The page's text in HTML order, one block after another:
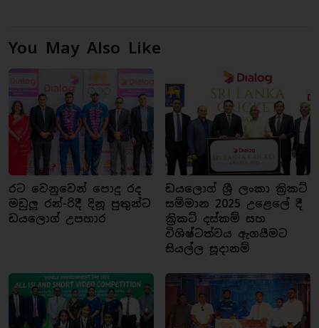
You May Also Like
රට වෙනුවෙන් පොදු රද
මඩුලු රන්-රිදී දිනූ පුතුන්ට
ඩයලොග් උපහාර
ඩයලොග් ශ්‍රී ලංකා ක්‍රිකට්
සම්මාන 2025 උළෙලේ දී
ක්‍රිකට් දස්කම් සහ
විශිෂ්ටත්වය ඇගයීමට
සියල්ල සූදානම්